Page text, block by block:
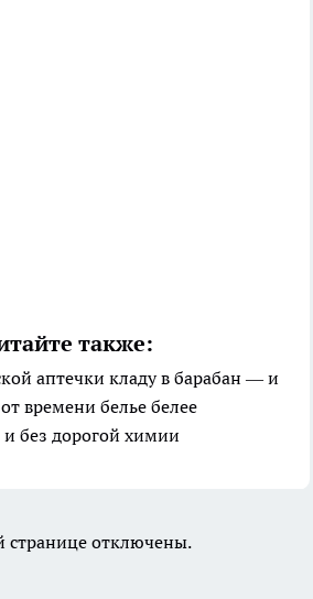
также:
аптечки кладу в барабан — и
времени белье белее
и без дорогой химии
странице отключены.